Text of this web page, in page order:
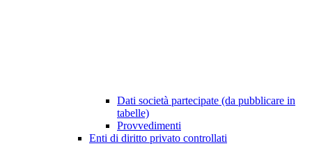
Dati società partecipate (da pubblicare in
tabelle)
Provvedimenti
Enti di diritto privato controllati